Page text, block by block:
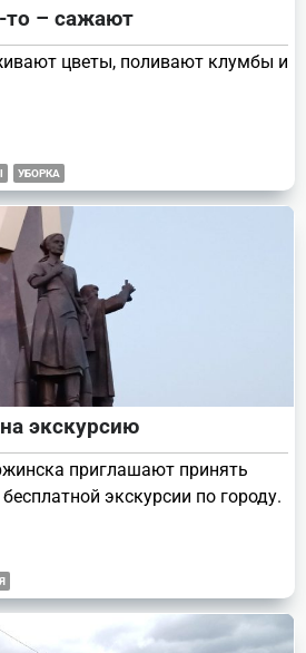
то – сажают
цветы, поливают клумбы и
УБОРКА
экскурсию
приглашают принять
экскурсии по городу.